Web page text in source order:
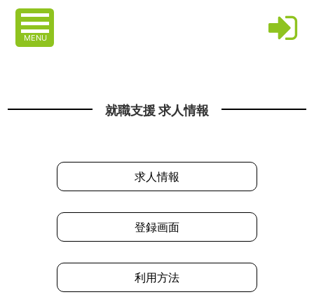
MENU
就職支援 求人情報
求人情報
登録画面
利用方法